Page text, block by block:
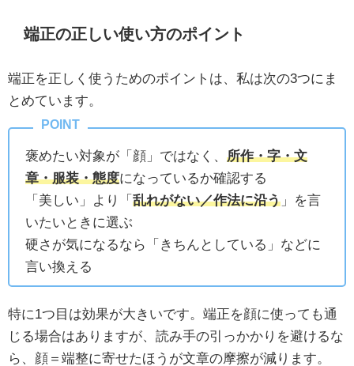
端正の正しい使い方のポイント
端正を正しく使うためのポイントは、私は次の3つにま
とめています。
褒めたい対象が「顔」ではなく、 所作・字・文
章・服装・態度になっているか確認する
「美しい」より「 乱れがない／作法に沿う 」を言
いたいときに選ぶ
硬さが気になるなら「きちんとしている」などに
言い換える
特に1つ目は効果が大きいです。端正を顔に使っても通
じる場合はありますが、読み手の引っかかりを避けるな
ら、顔＝端整に寄せたほうが文章の摩擦が減ります。